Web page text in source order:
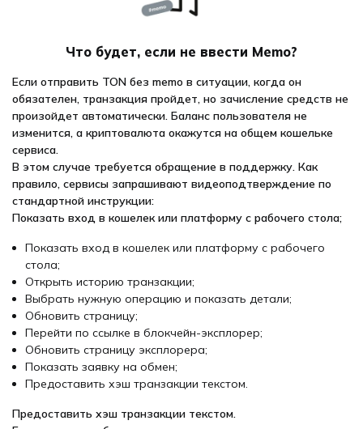
Что будет, если не ввести Memo?
Если отправить TON без memo в ситуации, когда он
обязателен, транзакция пройдет, но зачисление средств не
произойдет автоматически. Баланс пользователя не
изменится, а криптовалюта окажутся на общем кошельке
сервиса.
В этом случае требуется обращение в поддержку. Как
правило, сервисы запрашивают видеоподтверждение по
стандартной инструкции:
Показать вход в кошелек или платформу с рабочего стола;
Показать вход в кошелек или платформу с рабочего
стола;
Открыть историю транзакции;
Выбрать нужную операцию и показать детали;
Обновить страницу;
Перейти по ссылке в блокчейн-эксплорер;
Обновить страницу эксплорера;
Показать заявку на обмен;
Предоставить хэш транзакции текстом.
Предоставить хэш транзакции текстом.